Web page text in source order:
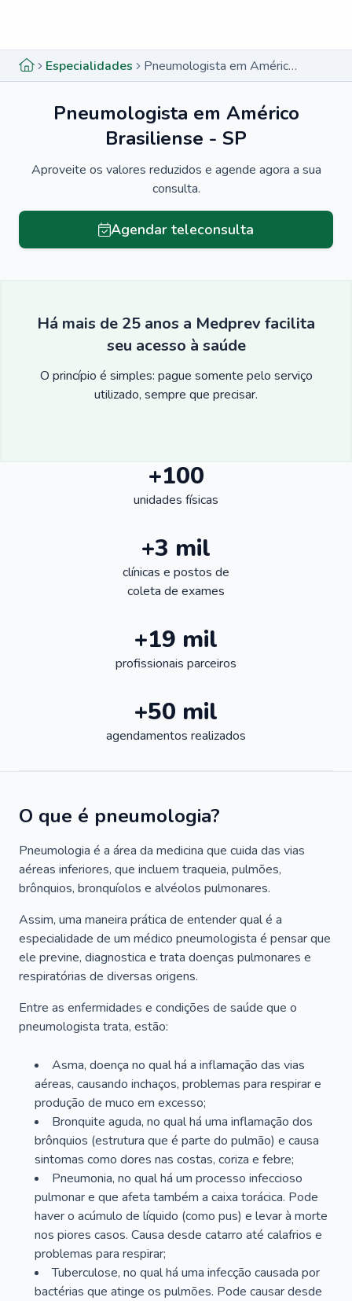
Especialidades Pneumologista em Américo Brasiliense - SP
Pneumologista em Américo
Brasiliense - SP
Aproveite os valores reduzidos e agende agora a sua
consulta.
Agendar teleconsulta
Há mais de 25 anos a Medprev facilita
seu acesso à saúde
O princípio é simples: pague somente pelo serviço
utilizado, sempre que precisar.
+100
unidades físicas
+3 mil
clínicas e postos de
coleta de exames
+19 mil
profissionais parceiros
+50 mil
agendamentos realizados
O que é pneumologia?
Pneumologia é a área da medicina que cuida das vias
aéreas inferiores, que incluem traqueia, pulmões,
brônquios, bronquíolos e alvéolos pulmonares.
Assim, uma maneira prática de entender qual é a
especialidade de um médico pneumologista é pensar que
ele previne, diagnostica e trata doenças pulmonares e
respiratórias de diversas origens.
Entre as enfermidades e condições de saúde que o
pneumologista trata, estão:
Asma, doença no qual há a inflamação das vias
aéreas, causando inchaços, problemas para respirar e
produção de muco em excesso;
Bronquite aguda, no qual há uma inflamação dos
brônquios (estrutura que é parte do pulmão) e causa
sintomas como dores nas costas, coriza e febre;
Pneumonia, no qual há um processo infeccioso
pulmonar e que afeta também a caixa torácica. Pode
haver o acúmulo de líquido (como pus) e levar à morte
nos piores casos. Causa desde catarro até calafrios e
problemas para respirar;
Tuberculose, no qual há uma infecção causada por
bactérias que atinge os pulmões. Pode causar desde